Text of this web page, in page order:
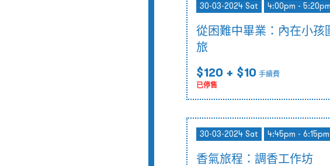
30-03-2024 Sat 4:00pm - 5:20pm
從困難中畢業：內在小孩
旅
$120 + $10 手續費
已停售
30-03-2024 Sat 4:45pm - 6:15pm
香氣旅程：調香工作坊